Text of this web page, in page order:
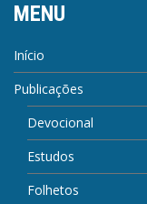
MENU
Início
Publicações
Devocional
Estudos
Folhetos